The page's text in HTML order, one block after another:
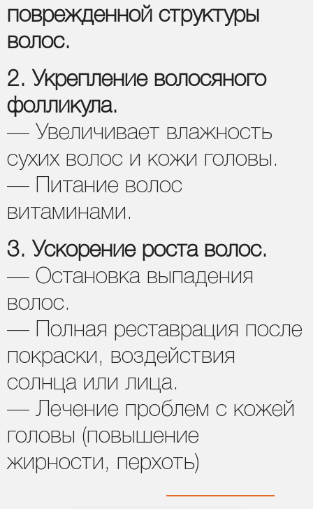
поврежденной структуры
волос.
2. Укрепление волосяного
фолликула.
— Увеличивает влажность
сухих волос и кожи головы.
— Питание волос
витаминами.
3. Ускорение роста волос.
— Остановка выпадения
волос.
— Полная реставрация после
покраски, воздействия
солнца или лица.
— Лечение проблем с кожей
головы (повышение
жирности, перхоть)